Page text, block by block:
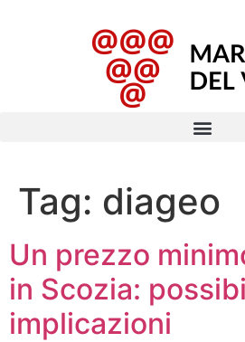
Tag: diageo
Un prezzo
in Scozia:
implicazioni